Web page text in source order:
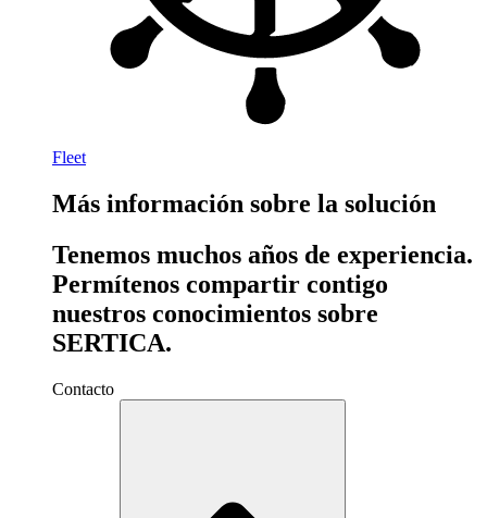
Fleet
Más información sobre la solución
Tenemos muchos años de experiencia.
Permítenos compartir contigo
nuestros conocimientos sobre
SERTICA.
Contacto